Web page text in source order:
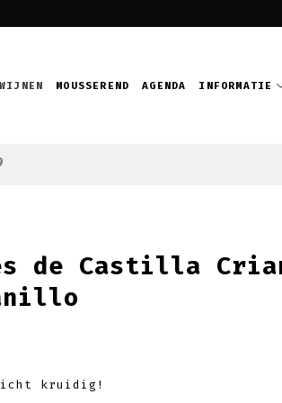
MOUSSEREND AGENDA INFORMATIE
de Castilla
kruidig!